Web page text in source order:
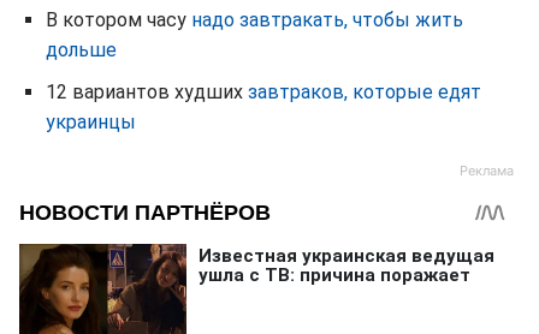
В котором часу надо завтракать, чтобы жить
дольше
12 вариантов худших завтраков, которые едят
украинцы